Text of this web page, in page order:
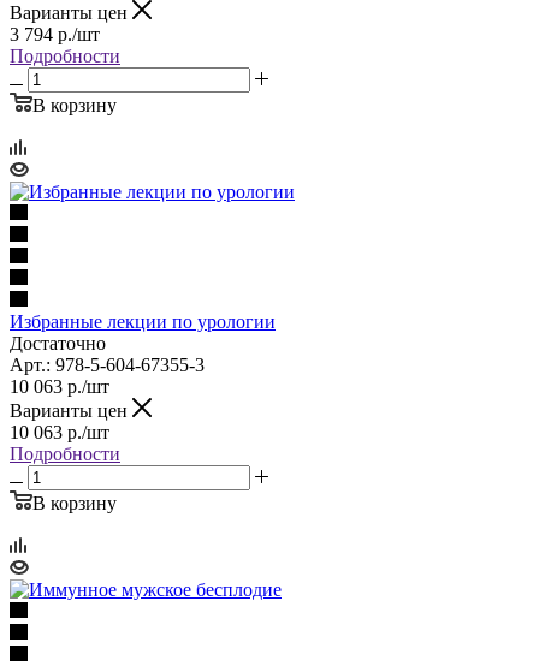
Варианты цен
3 794 р./шт
Подробности
В корзину
Избранные лекции по урологии
Достаточно
Арт.: 978-5-604-67355-3
10 063 р./шт
Варианты цен
10 063 р./шт
Подробности
В корзину